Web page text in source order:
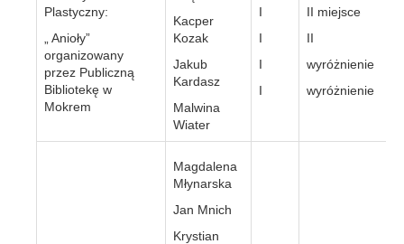
Plastyczny:
„ Anioły”
organizowany
przez Publiczną
Bibliotekę w
Mokrem
Kacper
Kozak
Jakub
Kardasz
Malwina
Wiater
I
I
I
I
II miejsce
II
wyróżnienie
wyróżnienie
Magdalena
Młynarska
Jan Mnich
Krystian